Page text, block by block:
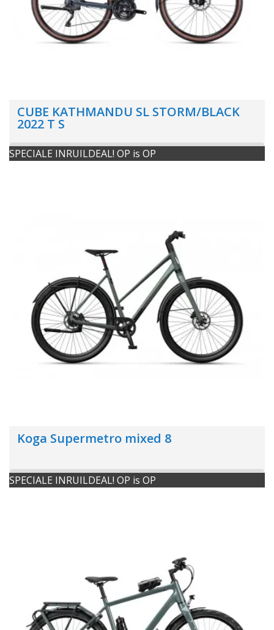
CUBE KATHMANDU SL STORM/BLACK
2022 T S
SPECIALE INRUILDEAL! OP is OP
Koga Supermetro mixed 8
SPECIALE INRUILDEAL! OP is OP